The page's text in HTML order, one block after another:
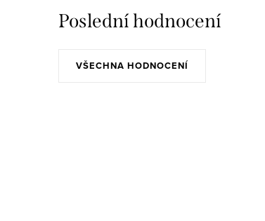
Poslední hodnocení
VŠECHNA HODNOCENÍ